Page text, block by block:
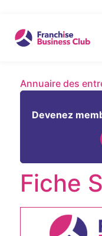
Annuaire des
Devenez
Fiche